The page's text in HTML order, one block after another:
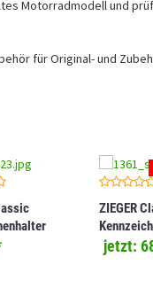
Motorradmodell und
für Original- und
mit Honda CB
ZIEGER
jetzt: